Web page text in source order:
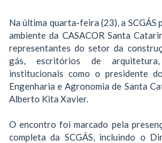
Na última quarta-feira (23), a SCGÁS
ambiente da CASACOR Santa
representantes do setor da
gás, escritórios de
institucionais como o presidente
Engenharia e Agronomia de Santa
Alberto Kita Xavier.
O encontro foi marcado pela
completa da SCGÁS, incluindo o